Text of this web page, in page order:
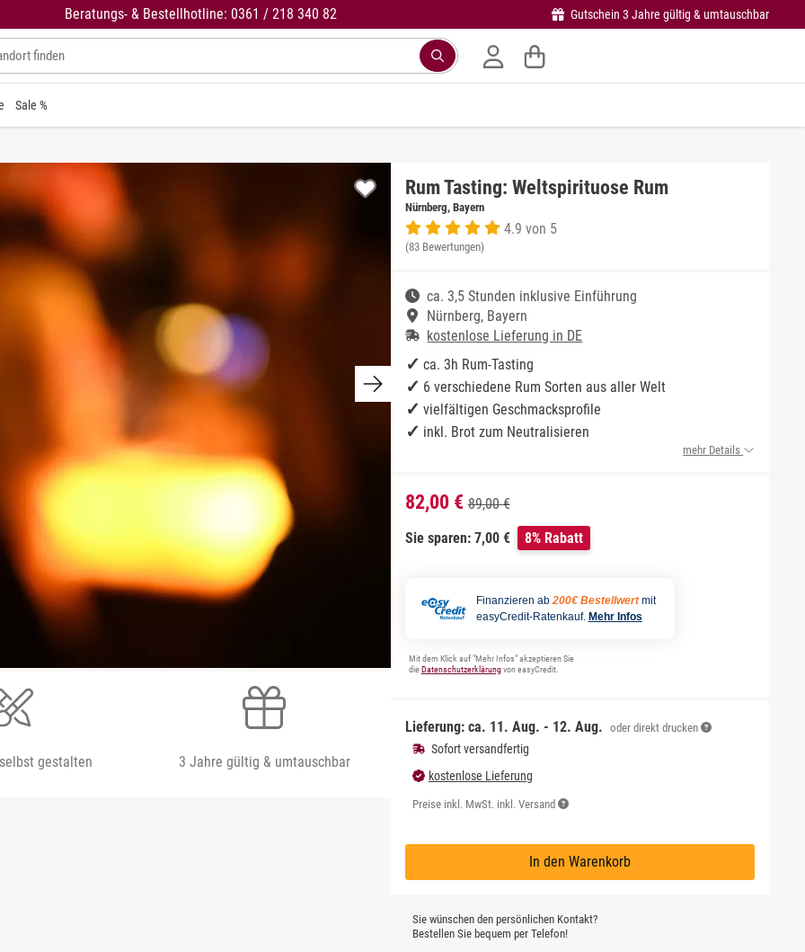
Beratungs- & Bestellhotline: 0361 / 218 340 82 Gutschein 3 Jahre gültig & umtauschbar
Sale %
gestalten 3 Jahre gültig & umtauschbar
Rum Tasting: Weltspirituose Rum
Nürnberg, Bayern
4.9 von 5
(83 Bewertungen)
ca. 3,5 Stunden inklusive Einführung
Nürnberg, Bayern
kostenlose Lieferung in DE
ca. 3h Rum-Tasting
6 verschiedene Rum Sorten aus aller Welt
vielfältigen Geschmacksprofile
inkl. Brot zum Neutralisieren
mehr Details
82,00 €89,00 €
Sie sparen: 7,00 €
8% Rabatt
Finanzieren ab 200€ Bestellwert mit
easyCredit-Ratenkauf. Mehr Infos
Mit dem Klick auf "Mehr Infos" akzeptieren Sie
dieDatenschutzerklärungvon easyCredit.
Lieferung: ca. 11. Aug. - 12. Aug. oder direkt drucken
Sofort versandfertig
kostenlose Lieferung
Preise inkl. MwSt. inkl. Versand
In den Warenkorb
Sie wünschen den persönlichen Kontakt?
Bestellen Sie bequem per Telefon!